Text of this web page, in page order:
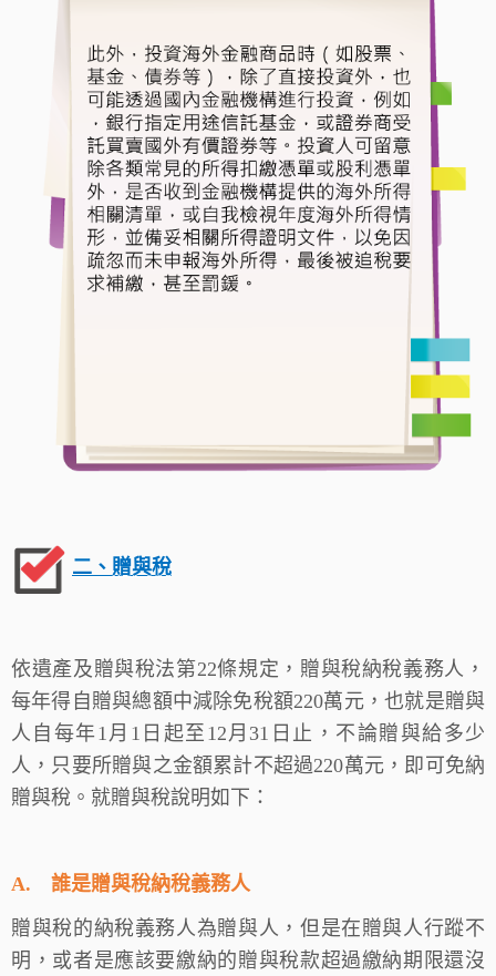
二、 贈與稅
依遺產及贈與稅法第22條規定，贈與稅納稅義務人，
每年得自贈與總額中減除免稅額220萬元，也就是贈與
人自每年1月1日起至12月31日止，不論贈與給多少
人，只要所贈與之金額累計不超過220萬元，即可免納
贈與稅。就贈與稅說明如下：
A. 誰是贈與稅納稅義務人
贈與稅的納稅義務人為贈與人，但是在贈與人行蹤不
明，或者是應該要繳納的贈與稅款超過繳納期限還沒